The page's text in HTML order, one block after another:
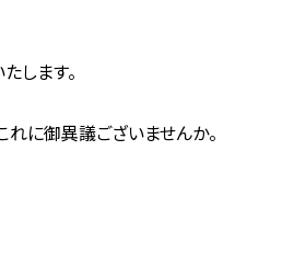
します。
に御異議ございませんか。